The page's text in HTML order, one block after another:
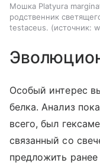
Мошка Platyura
родственник
testaceus.
источник:
Особый интерес
белка. Анализ
всего, был
связанный со
предложить